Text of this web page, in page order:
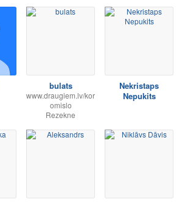
bulats
www.draugiem.lv/kor
omislo
Rezekne
Nekristaps
Nepukits